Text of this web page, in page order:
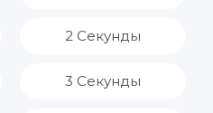
2 Секунды
3 Секунды